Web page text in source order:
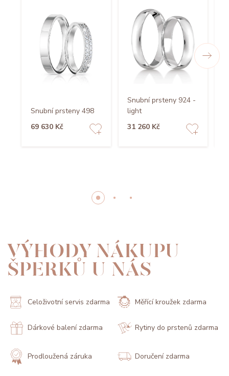
Snubní prsteny 498
69 630 Kč
Snubní prsteny 924 -
light
31 260 Kč
VÝHODY NÁKUPU
ŠPERKŮ U NÁS
Celoživotní servis zdarma Měřící kroužek zdarma
Dárkové balení zdarma Rytiny do prstenů zdarma
Prodloužená záruka Doručení zdarma